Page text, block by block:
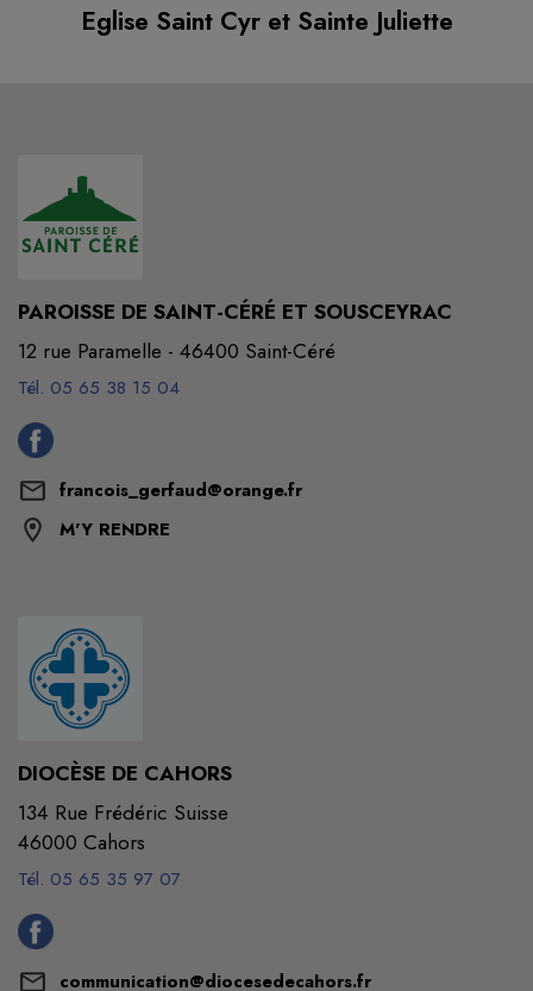
Eglise Saint Cyr et Sainte Juliette
PAROISSE DE SAINT-CÉRÉ ET SOUSCEYRAC
12 rue Paramelle - 46400 Saint-Céré
Tél. 05 65 38 15 04
francois_gerfaud@orange.fr
M'Y RENDRE
DIOCÈSE DE CAHORS
134 Rue Frédéric Suisse
46000 Cahors
Tél. 05 65 35 97 07
communication@diocesedecahors.fr